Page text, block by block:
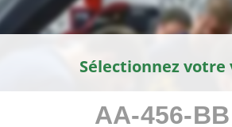
Sélectionnez votre